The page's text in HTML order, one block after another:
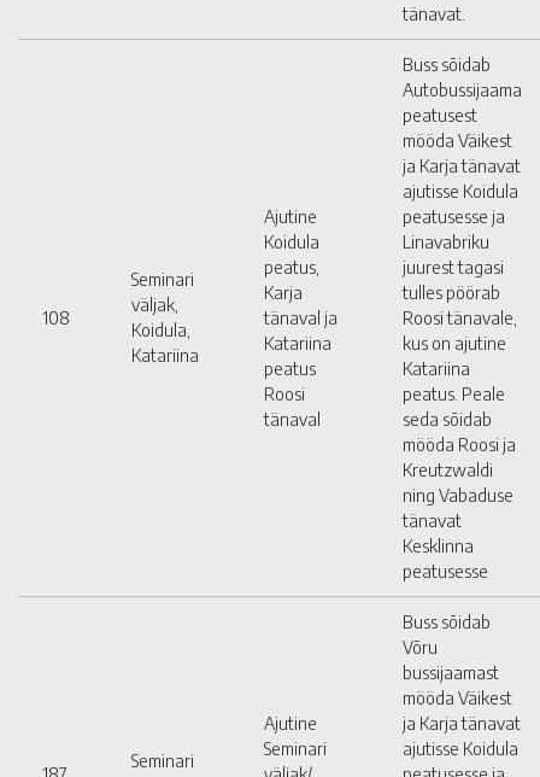
tänavat.
108
Seminari
väljak,
Koidula,
Katariina
Ajutine
Koidula
peatus,
Karja
tänaval ja
Katariina
peatus
Roosi
tänaval
Buss sõidab
Autobussijaama
peatusest
mööda Väikest
ja Karja tänavat
ajutisse Koidula
peatusesse ja
Linavabriku
juurest tagasi
tulles pöörab
Roosi tänavale,
kus on ajutine
Katariina
peatus. Peale
seda sõidab
mööda Roosi ja
Kreutzwaldi
ning Vabaduse
tänavat
Kesklinna
peatusesse
Seminari
Ajutine
Seminari
Buss sõidab
Võru
bussijaamast
mööda Väikest
ja Karja tänavat
ajutisse Koidula